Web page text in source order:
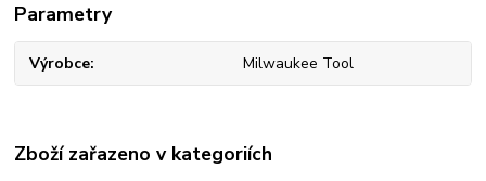
Parametry
Výrobce Milwaukee Tool
Zboží zařazeno v kategoriích